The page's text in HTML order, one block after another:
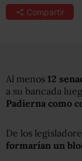
Compartir
Al menos 12
a su bancada
Padierna como
De los
formarían un